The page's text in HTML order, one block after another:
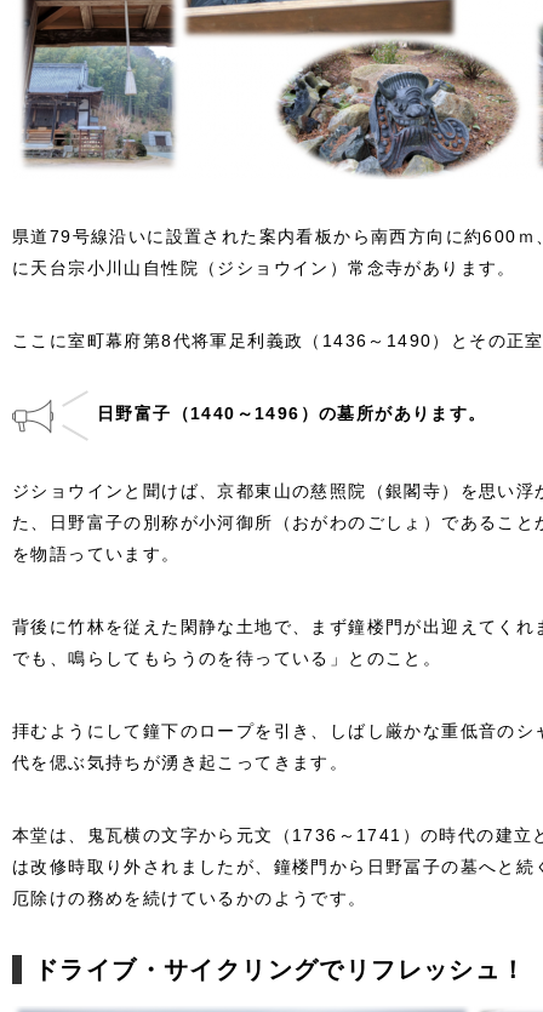
県道79号線沿いに設置された案内看板から南西方向に約600
に天台宗小川山自性院（ジショウイン）常念寺があります。
ここに室町幕府第8代将軍足利義政（1436～1490）とその正
日野富子（1440～1496）の墓所があります。
ジショウインと聞けば、京都東山の慈照院（銀閣寺）を思い
た、日野富子の別称が小河御所（おがわのごしょ）であるこ
を物語っています。
背後に竹林を従えた閑静な土地で、まず鐘楼門が出迎えてく
でも、鳴らしてもらうのを待っている」とのこと。
拝むようにして鐘下のロープを引き、しばし厳かな重低音の
代を偲ぶ気持ちが湧き起こってきます。
本堂は、鬼瓦横の文字から元文（1736～1741）の時代の建立
は改修時取り外されましたが、鐘楼門から日野冨子の墓へと
厄除けの務めを続けているかのようです。
ドライブ・サイクリングでリフレッシュ